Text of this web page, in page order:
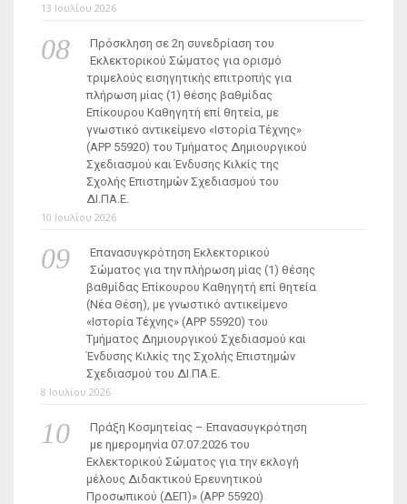
13 Ιουλίου 2026
Πρόσκληση σε 2η συνεδρίαση του
Εκλεκτορικού Σώματος για ορισμό
τριμελούς εισηγητικής επιτροπής για
πλήρωση μίας (1) θέσης βαθμίδας
Επίκουρου Καθηγητή επί θητεία, με
γνωστικό αντικείμενο «Ιστορία Τέχνης»
(ΑΡΡ 55920) του Τμήματος Δημιουργικού
Σχεδιασμού και Ένδυσης Κιλκίς της
Σχολής Επιστημών Σχεδιασμού του
ΔΙ.ΠΑ.Ε.
10 Ιουλίου 2026
Επανασυγκρότηση Εκλεκτορικού
Σώματος για την πλήρωση μίας (1) θέσης
βαθμίδας Επίκουρου Καθηγητή επί θητεία
(Νέα Θέση), με γνωστικό αντικείμενο
«Ιστορία Τέχνης» (ΑΡΡ 55920) του
Τμήματος Δημιουργικού Σχεδιασμού και
Ένδυσης Κιλκίς της Σχολής Επιστημών
Σχεδιασμού του ΔΙ.ΠΑ.Ε.
8 Ιουλίου 2026
Πράξη Κοσμητείας – Επανασυγκρότηση
με ημερομηνία 07.07.2026 του
Εκλεκτορικού Σώματος για την εκλογή
μέλους Διδακτικού Ερευνητικού
Προσωπικού (ΔΕΠ)» (APP 55920)